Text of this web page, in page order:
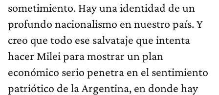
sometimiento. Hay una identidad de un
profundo nacionalismo en nuestro país. Y
creo que todo ese salvataje que intenta
hacer Milei para mostrar un plan
económico serio penetra en el sentimiento
patriótico de la Argentina, en donde hay